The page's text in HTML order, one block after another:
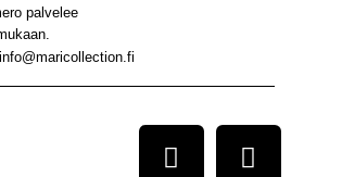
palvelee